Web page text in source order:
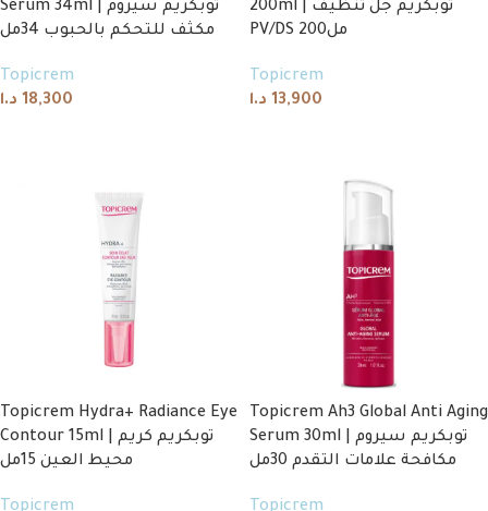
Serum 34ml | توبكريم سيروم
مكثف للتحكم بالحبوب 34مل
Topicrem
18,300 د.ا
200ml | توبكريم جل تنظيف
PV/DS 200مل
Topicrem
13,900 د.ا
Topicrem Hydra+ Radiance Eye
Contour 15ml | توبكريم كريم
محيط العين 15مل
Topicrem Ah3 Global Anti Aging
Serum 30ml | توبكريم سيروم
مكافحة علامات التقدم 30مل